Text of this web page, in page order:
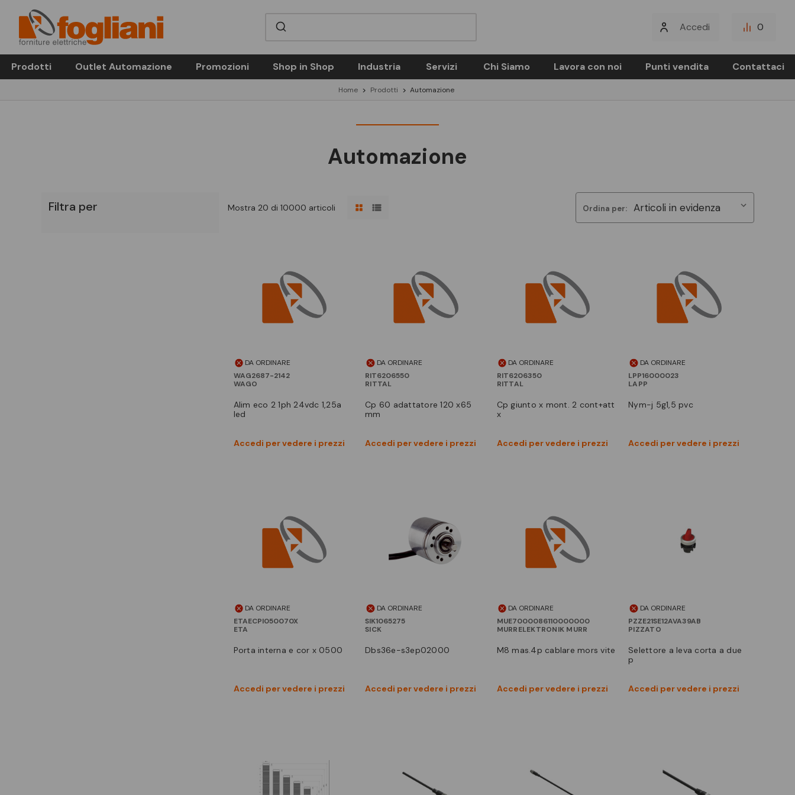
Accedi 0
Prodotti Outlet Automazione Promozioni Shop in Shop Industria Servizi Chi Siamo Lavora con noi Punti vendita Contattaci
Home Prodotti Automazione
Automazione
Filtra per Mostra 20 di 10000 articoli Ordina per:
DA ORDINARE
WAG2687-2142
WAGO
alim eco 2 1ph 24vdc 1,25a
led
Accedi per vedere i prezzi
Confronta
DA ORDINARE
RIT6206550
RITTAL
cp 60 adattatore 120 x65
mm
Accedi per vedere i prezzi
Confronta
DA ORDINARE
RIT6206350
RITTAL
cp giunto x mont. 2 cont+att
x
Accedi per vedere i prezzi
Confronta
DA ORDINARE
LPP16000023
LAPP
nym-j 5g1,5 pvc
Accedi per vedere i prezzi
Confronta
DA ORDINARE
ETAECPI050070X
ETA
porta interna e cor x 0500
Accedi per vedere i prezzi
Confronta
DA ORDINARE
SIK1065275
SICK
dbs36e-s3ep02000
Accedi per vedere i prezzi
Confronta
DA ORDINARE
MUE7000086110000000
MURRELEKTRONIK MURR
m8 mas.4p cablare mors vite
Accedi per vedere i prezzi
Confronta
DA ORDINARE
PZZE21SE12AVA39AB
PIZZATO
selettore a leva corta a due
p
Accedi per vedere i prezzi
Confronta